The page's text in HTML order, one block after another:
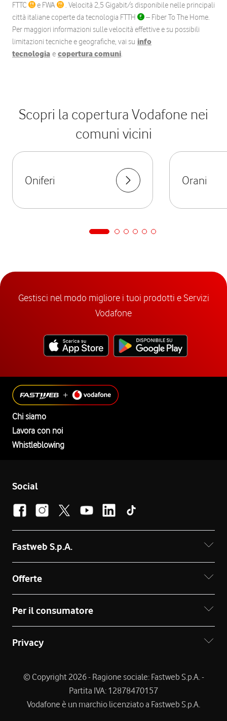
FTTC
e FWA
. Velocità 2,5 Gigabit/s disponibile nelle principali
città italiane coperte da tecnologia FTTH
– Fiber To The Home.
Per maggiori informazioni sulle velocità effettive e su possibili
limitazioni tecniche e geografiche, vai su info
tecnologia e copertura comuni.
Scopri la copertura Vodafone nei
comuni vicini
Oniferi Orani
Gestisci nel modo migliore i tuoi prodotti e Servizi
Vodafone
Chi siamo
Lavora con noi
Whistleblowing
Social
Fastweb S.p.A.
Offerte
Per il consumatore
Privacy
© Copyright 2026 - Ragione sociale: Fastweb S.p.A. -
Partita IVA: 12878470157
Vodafone è un marchio licenziato a Fastweb S.p.A.